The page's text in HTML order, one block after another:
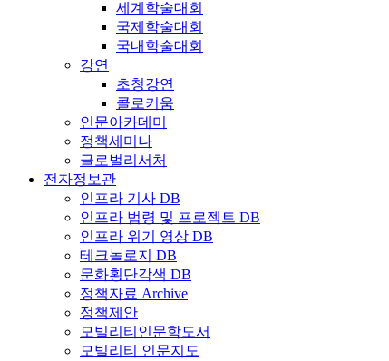
세계학술대회
국제학술대회
국내학술대회
강연
초청강연
콜로키움
인문아카데미
정책세미나
글로벌리서처
전자정보관
인프라 기사 DB
인프라 법령 및 프로젝트 DB
인프라 위기 영상 DB
테크놀로지 DB
문화횡단각색 DB
정책자료 Archive
정책제안
모빌리티인문학도서
모빌리티 인문지도